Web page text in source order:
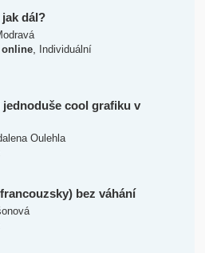
dál?
online, Individuální
jednoduše cool grafiku v
Oulehla
bez váhání